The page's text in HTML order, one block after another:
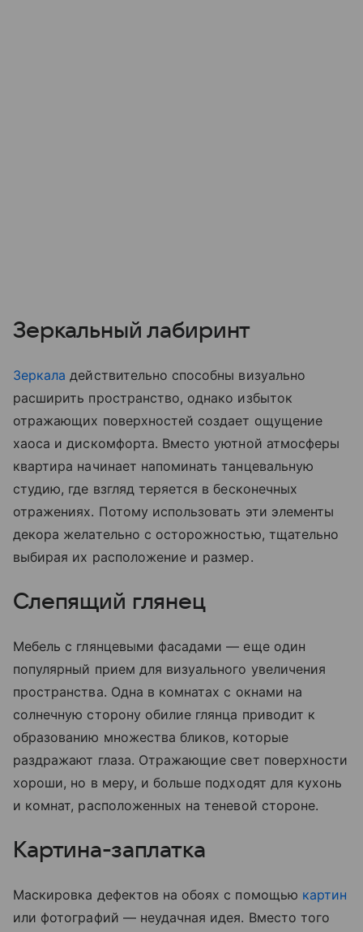
Зеркальный лабиринт
Зеркала действительно способны визуально
расширить пространство, однако избыток
отражающих поверхностей создает ощущение
хаоса и дискомфорта. Вместо уютной атмосферы
квартира начинает напоминать танцевальную
студию, где взгляд теряется в бесконечных
отражениях. Потому использовать эти элементы
декора желательно с осторожностью, тщательно
выбирая их расположение и размер.
Слепящий глянец
Мебель с глянцевыми фасадами — еще один
популярный прием для визуального увеличения
пространства. Одна в комнатах с окнами на
солнечную сторону обилие глянца приводит к
образованию множества бликов, которые
раздражают глаза. Отражающие свет поверхности
хороши, но в меру, и больше подходят для кухонь
и комнат, расположенных на теневой стороне.
Картина-заплатка
Маскировка дефектов на обоях с помощью картин
или фотографий — неудачная идея. Вместо того